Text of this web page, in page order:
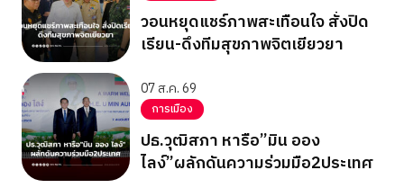
วอนหยุดแชร์ภาพสะเทือนใจ สั่งปิด
เรียน-ดึงทีมสุขภาพจิตเยียวยา
07 ส.ค. 69
การเมือง
ปธ.วุฒิสภา หารือ”มิน ออง
ไลง์”ผลักดันความร่วมมือ2ประเทศ